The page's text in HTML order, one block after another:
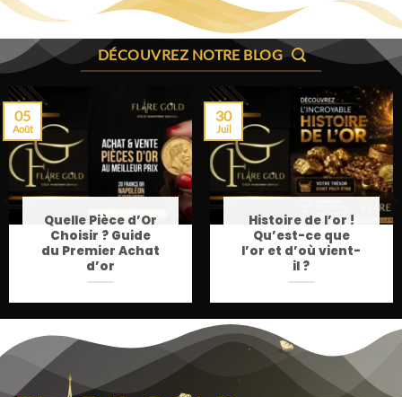
DÉCOUVREZ NOTRE BLOG
Quelle Pièce d’Or
Choisir ? Guide
du Premier Achat
d’or
05
Août
Histoire de l’or !
Qu’est-ce que
l’or et d’où vient-
il ?
30
Juil